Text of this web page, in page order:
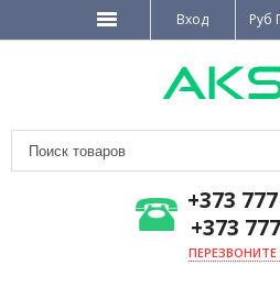
Руб
Вход
+373
+373